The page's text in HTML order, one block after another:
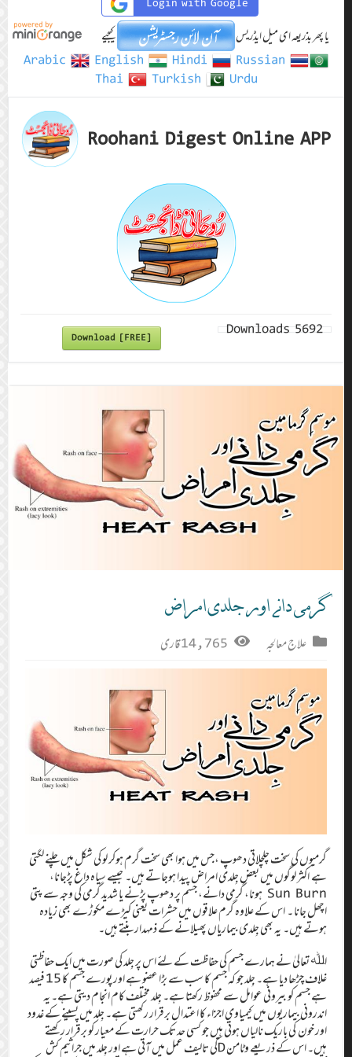
یا پھر بذریعہ ای میل ایڈریس
کیجیے
Arabic
English Hindi
Russian
Thai
Turkish Urdu
Roohani Digest Online APP
Download [FREE] 5692
Downloads
گرمی دانے اور جلدی امراض
علاج معالجہ 14,765 قاری
گرمیوں کی سخت چلچلاتی دھوپ ،جس میں ہوا بھی سخت گرم ہوکر لو کی شکل میں چلنے لگتی
ہے اکثر لوگوں میں بعض جِلدی امراض پیدا ہوجاتے ہیں۔ جیسے سیاہ داغ پڑجانا،
Sun Burn ہونا، گرمی دانے، جسم پر دھوپ پڑنے یا شدید گرمی کی وجہ سے پتی
اچھل جانا ۔ اس کے علاوہ گرم علاقوں میں حشرات یعنی کیڑے مکوڑے بھی زیادہ
ہوتے ہیں۔ یہ بھی جِلدی بیماریاں پھیلانے کے ذمہداربنتے ہیں۔
اﷲ تعالیٰ نے ہمارے جسم کی حفاظت کے لئے اس پر جِلد کی صورت میں ایک حفاظتی
غلاف چڑھا دیا ہے۔ جِلد جو کہ جسم کا سب سے بڑا عضو ہے اور پورے جسم کا 15 فیصد
ہے جسم کو بیرونی عوامل سے محفوظ رکھتا ہے۔ جِلد مختلف کام انجام دیتی ہے۔ یہ
اندرونی بیماریوں میں کیمیاوی اجزاء کا اعتدال برقرار رکھتی ہے۔ جِلد میں پسینے کے غدود
اور خون کی باریک نالیاں ہوتی ہیں جو کسی حد تک حرارت کے معیار کو برقرار رکھتے
ہیں۔ اس کے ذریعے وٹامن Dکی تالیف عمل میں آتی ہے اور جِلد میں جراثیم کش